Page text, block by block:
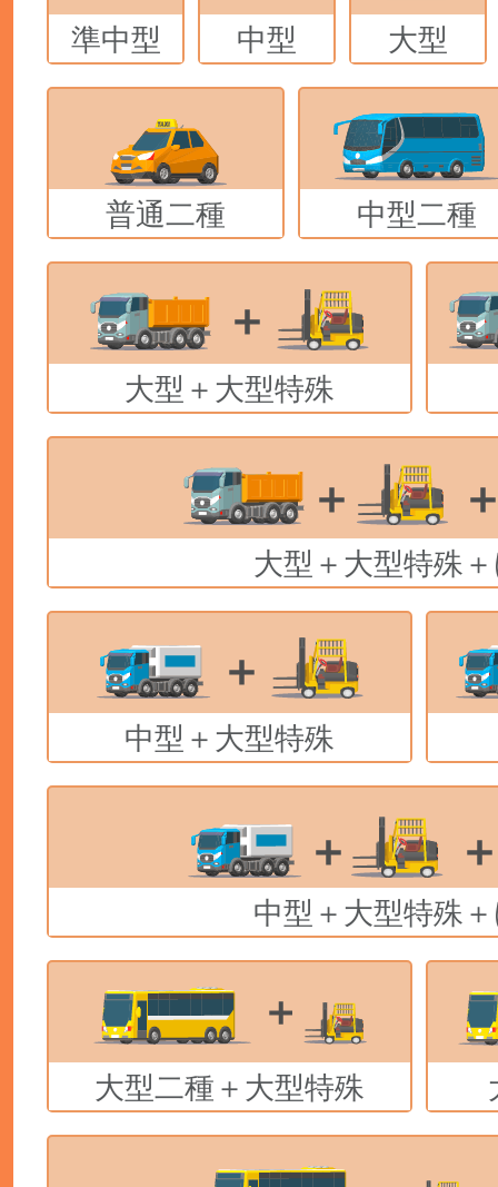
準中型 中型 大型
普通二種 中型二種
大型＋大型特殊
大型＋大型特殊
中型＋大型特殊
中型＋大型特殊
大型二種＋大型特殊